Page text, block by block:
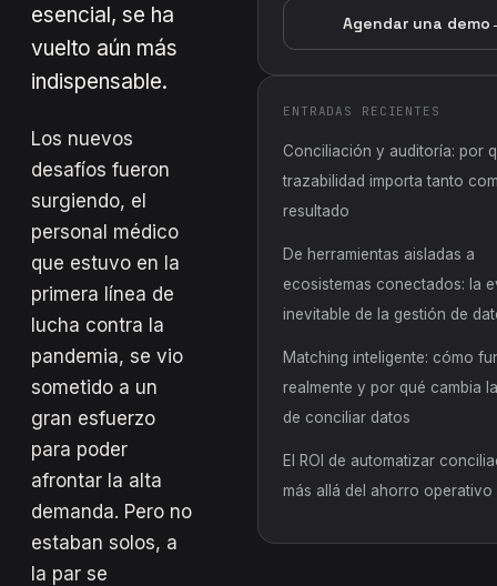
esencial, se ha
vuelto aún más
indispensable.
Los nuevos
desafíos fueron
surgiendo, el
personal médico
que estuvo en la
primera línea de
lucha contra la
pandemia, se vio
sometido a un
gran esfuerzo
para poder
afrontar la alta
demanda. Pero no
estaban solos, a
la par se
Agendar una demo
ENTRADAS RECIENTES
Conciliación y auditoría: por
trazabilidad importa tanto
resultado
De herramientas aisladas a
ecosistemas conectados: la
inevitable de la gestión de
Matching inteligente: cómo
realmente y por qué cambia
de conciliar datos
El ROI de automatizar
más allá del ahorro operativo